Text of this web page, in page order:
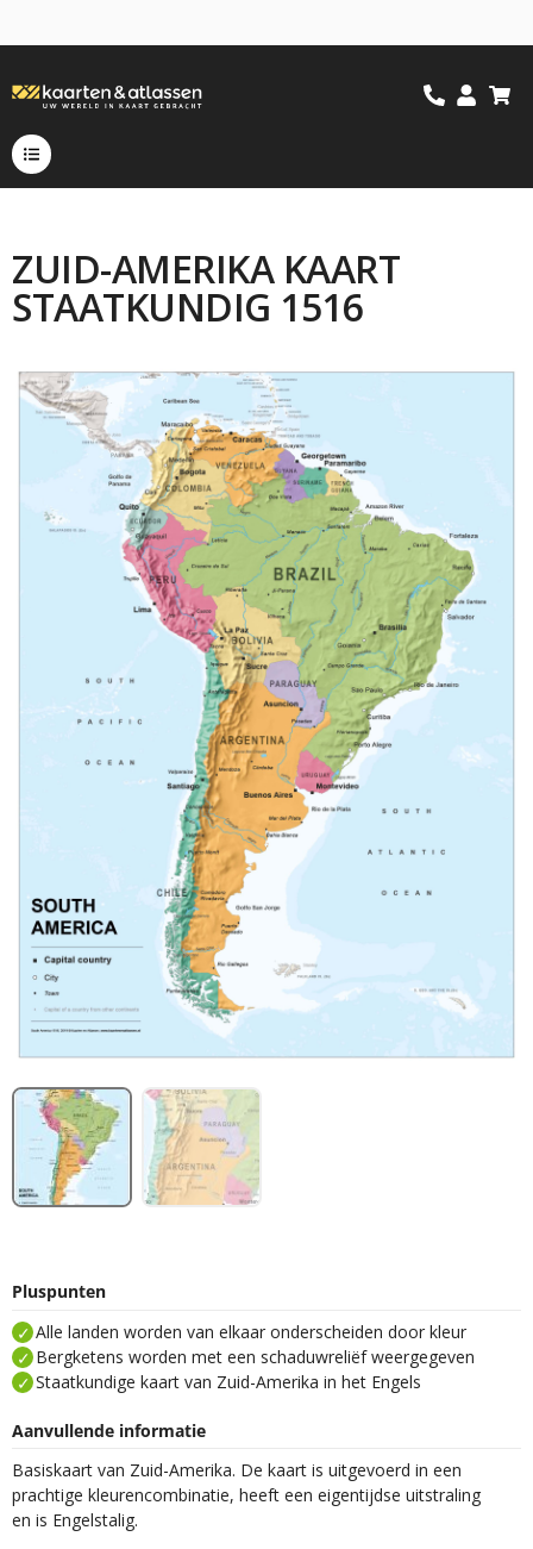
ZUID-AMERIKA KAART
STAATKUNDIG 1516
Pluspunten
Alle landen worden van elkaar onderscheiden door kleur
Bergketens worden met een schaduwreliëf weergegeven
Staatkundige kaart van Zuid-Amerika in het Engels
Aanvullende informatie
Basiskaart van Zuid-Amerika. De kaart is uitgevoerd in een
prachtige kleurencombinatie, heeft een eigentijdse uitstraling
en is Engelstalig.